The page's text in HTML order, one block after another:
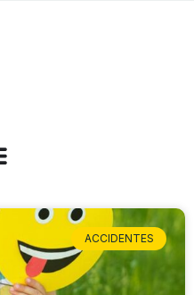
ACCIDENTES